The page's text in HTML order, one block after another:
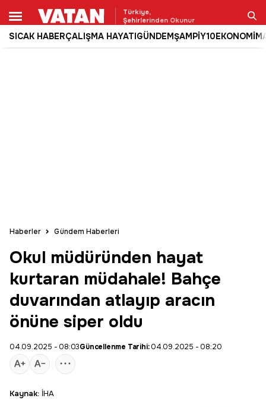
Türkiye,
Şehirlerinden Okunur
SICAK HABERÇALIŞMA HAYATIGÜNDEMŞAMPİY10EKONOMİ
Ara
Haberler Gündem Haberleri
Okul müdüründen hayat
kurtaran müdahale! Bahçe
duvarından atlayıp aracın
önüne siper oldu
04.09.2025 - 08:03Güncellenme Tarihi:04.09.2025 - 08:20
Kaynak: İHA